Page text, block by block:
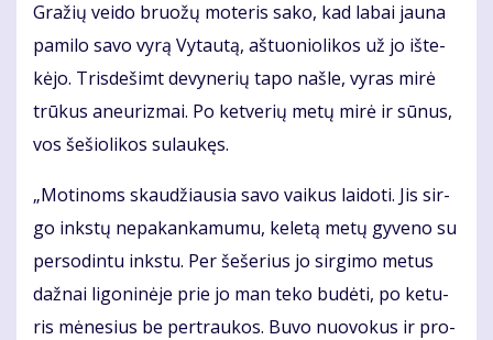
Gra­žių vei­do bruo­žų mo­te­ris sa­ko, kad la­bai jau­na
pa­mi­lo sa­vo vy­rą Vy­tau­tą, aš­tuo­nio­li­kos už jo iš­te­
kė­jo. Tris­de­šimt de­vy­ne­rių ta­po naš­le, vy­ras mi­rė
trū­kus aneu­riz­mai. Po ket­ve­rių me­tų mi­rė ir sū­nus,
vos še­šio­li­kos su­lau­kęs.
„Mo­ti­noms skau­džiau­sia sa­vo vai­kus lai­do­ti. Jis sir­
go inks­tų ne­pa­kan­ka­mu­mu, ke­le­tą me­tų gy­ve­no su
per­so­din­tu inks­tu. Per še­še­rius jo sir­gi­mo me­tus
daž­nai li­go­ni­nė­je prie jo man te­ko bu­dė­ti, po ke­tu­
ris mė­ne­sius be per­trau­kos. Bu­vo nuo­vo­kus ir pro­